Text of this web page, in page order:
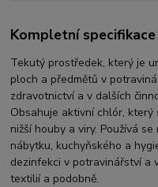
Kompletní specifikace
​Tekutý prostředek, který je
ploch a předmětů v
zdravotnictví a v dalších
Obsahuje aktivní chlór,
nižší houby a viry. Používá
nábytku, kuchyňského a
dezinfekci v potravinářství a
textilií a podobně.